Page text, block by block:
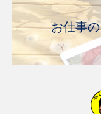
お仕事